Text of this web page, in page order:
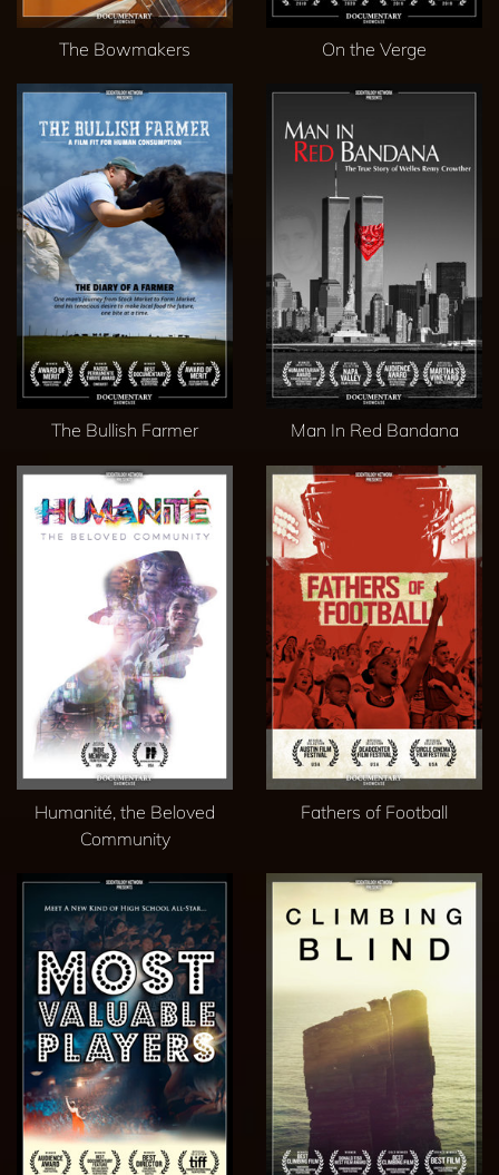
The Bowmakers On the Verge
The Bullish Farmer Man In Red Bandana
Humanité, the Beloved
Community
Fathers of Football